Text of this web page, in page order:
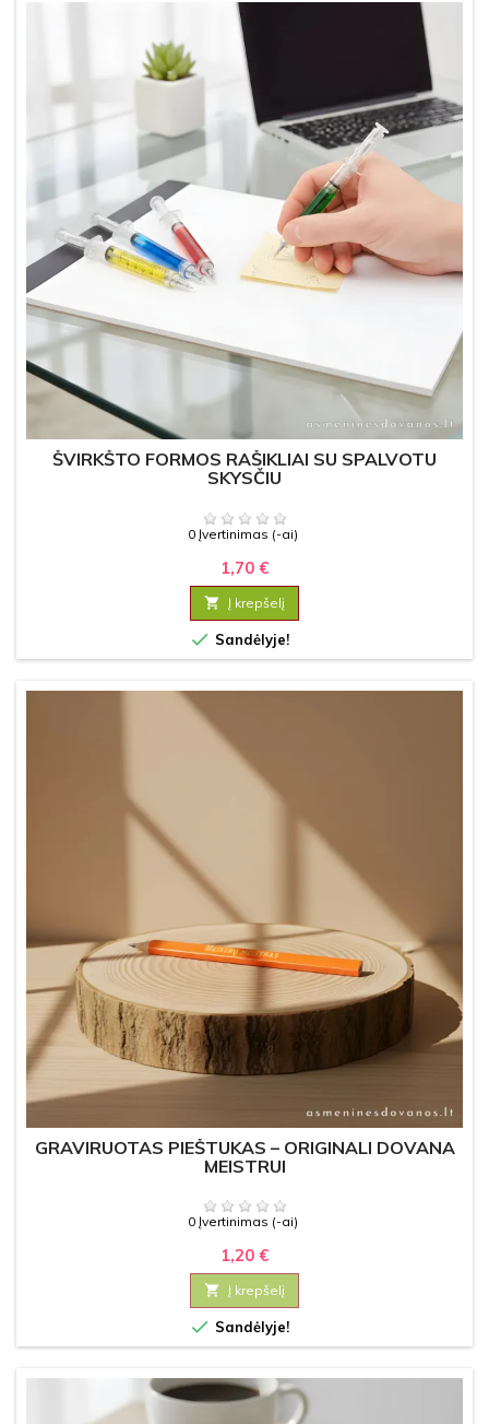
ŠVIRKŠTO FORMOS RAŠIKLIAI SU SPALVOTU
SKYSČIU
0 Įvertinimas (-ai)
1,70 €
 Į krepšelį
 Sandėlyje!
GRAVIRUOTAS PIEŠTUKAS – ORIGINALI DOVANA
MEISTRUI
0 Įvertinimas (-ai)
1,20 €
 Į krepšelį
 Sandėlyje!